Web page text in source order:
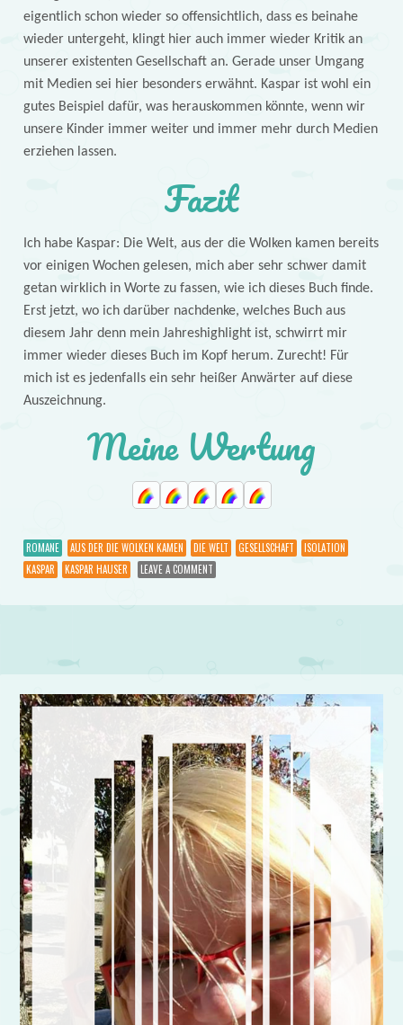
eigentlich schon wieder so offensichtlich, dass es beinahe
wieder untergeht, klingt hier auch immer wieder Kritik an
unserer existenten Gesellschaft an. Gerade unser Umgang
mit Medien sei hier besonders erwähnt. Kaspar ist wohl ein
gutes Beispiel dafür, was herauskommen könnte, wenn wir
unsere Kinder immer weiter und immer mehr durch Medien
erziehen lassen.
Fazit
Ich habe Kaspar: Die Welt, aus der die Wolken kamen bereits
vor einigen Wochen gelesen, mich aber sehr schwer damit
getan wirklich in Worte zu fassen, wie ich dieses Buch finde.
Erst jetzt, wo ich darüber nachdenke, welches Buch aus
diesem Jahr denn mein Jahreshighlight ist, schwirrt mir
immer wieder dieses Buch im Kopf herum. Zurecht! Für
mich ist es jedenfalls ein sehr heißer Anwärter auf diese
Auszeichnung.
Meine Wertung
ROMANE AUS DER DIE WOLKEN KAMEN DIE WELT GESELLSCHAFT
ISOLATION
KASPAR
KASPAR HAUSER LEAVE A COMMENT
Post navigation